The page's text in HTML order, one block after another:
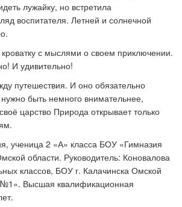
лужайку, но встретила
воспитателя. Летней и солнечной
с мыслями о своем приключении.
И удивительно!
путешествия. И оно обязательно
быть немного внимательнее,
царство Природа открывает только
ученица 2 «А» класса БОУ «Гимназия
области. Руководитель: Коновалова
классов, БОУ г. Калачинска Омской
№1». Высшая квалификационная